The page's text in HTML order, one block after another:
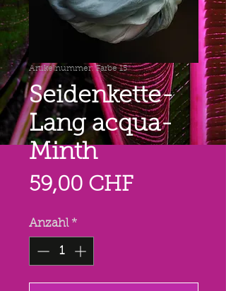
Artikelnummer: Farbe 15
Seidenkette-
Lang acqua-
Minth
59,00 CHFPreis
Anzahl *